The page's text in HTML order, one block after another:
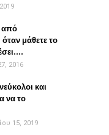
από
μάθετε το
2016
και
να το
15, 2019